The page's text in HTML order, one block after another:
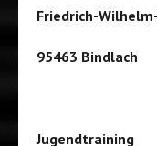
Friedrich-
95463 Bindlach
Jugendtraining